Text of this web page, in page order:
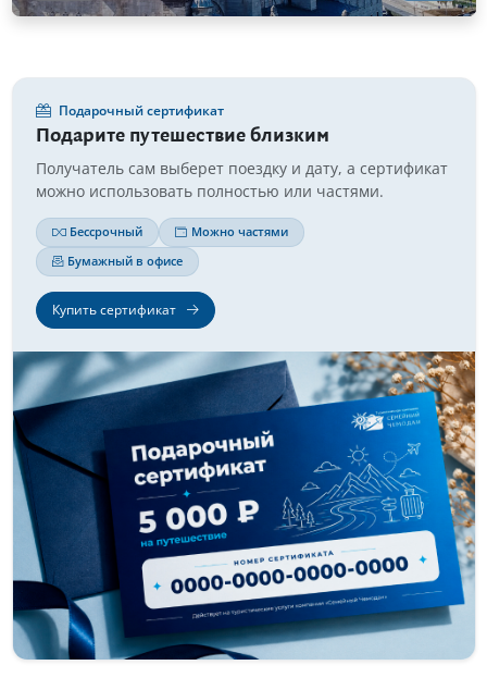
Подарочный сертификат
Подарите путешествие близким
Получатель сам выберет поездку и дату, а сертификат
можно использовать полностью или частями.
Бессрочный
Можно частями
Бумажный в офисе
Купить сертификат